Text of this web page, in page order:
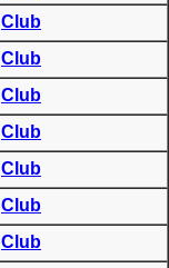
Club
Club
Club
Club
Club
Club
Club